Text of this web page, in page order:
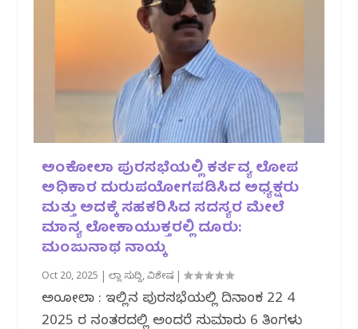
ಅಂಕೋಲಾ ಪುರಸಭೆಯಲ್ಲಿ ಕರ್ತವ್ಯ ಲೋಪ
ಅಧಿಕಾರ ದುರುಪಯೋಗಪಡಿಸಿದ ಅಧ್ಯಕ್ಷರು
ಮತ್ತು ಅದಕ್ಕೆ ಸಹಕರಿಸಿದ ಸದಸ್ಯರ ಮೇಲೆ
ಮಾನ್ಯ ಲೋಕಾಯುಕ್ತರಲ್ಲಿ ದೂರು:
ಮಂಜುನಾಥ ನಾಯ್ಕ
Oct 20, 2025 |ಜಿಲ್ಲಾ ಸುದ್ದಿ,ವಿಶೇಷ |
ಅಂಕೋಲಾ : ಇಲ್ಲಿನ ಪುರಸಭೆಯಲ್ಲಿ ದಿನಾಂಕ 22 4
2025 ರ ನಂತರದಲ್ಲಿ ಅಂದರೆ ಸುಮಾರು 6 ತಿಂಗಳು